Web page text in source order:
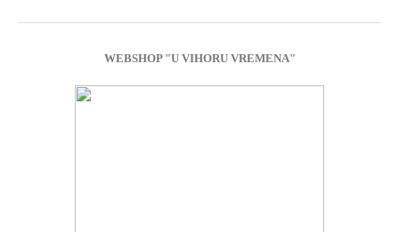
WEBSHOP "U VIHORU VREMENA"